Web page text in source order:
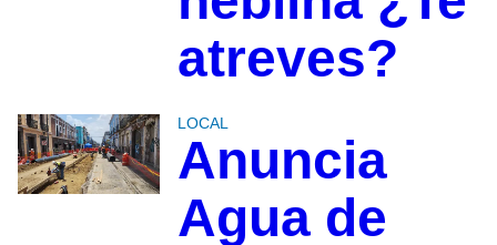
atreves?
LOCAL
Anuncia
Agua de